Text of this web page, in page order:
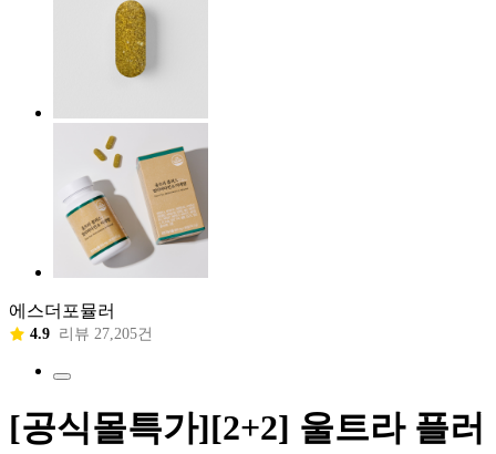
에스더포뮬러
4.9 리뷰 27,205건
[공식몰특가][2+2] 울트라 플러